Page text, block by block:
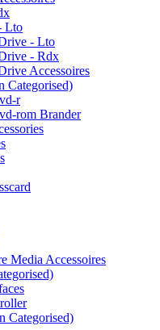
Lto
- Lto
- Rdx
Accessoires
Categorised)
r
rom Brander
Media Accessoires
Categorised)